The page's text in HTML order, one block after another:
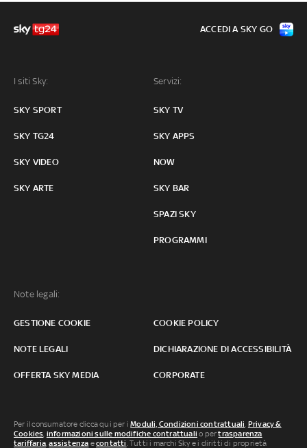
I siti Sky:
SKY SPORT
SKY TG24
SKY VIDEO
SKY ARTE
Servizi:
SKY TV
SKY APPS
NOW
SKY BAR
SPAZI SKY
PROGRAMMI
Note legali:
GESTIONE COOKIE COOKIE POLICY
NOTE LEGALI DICHIARAZIONE DI ACCESSIBILITÀ
OFFERTA SKY MEDIA CORPORATE
ACCEDI A SKY GO
Per il consumatore clicca qui per iModuli, Condizioni contrattuali, Privacy &
Cookies, informazioni sulle modifiche contrattuali o pertrasparenza
tariffaria,assistenza econtatti. Tutti i marchi Sky e i diritti di proprietà